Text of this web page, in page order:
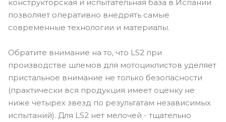
конструкторская и испытательная база в Испании
позволяет оперативно внедрять самые
современные технологии и материалы.
Обратите внимание на то, что LS2 при
производстве шлемов для мотоциклистов уделяет
пристальное внимание не только безопасности
(практически вся продукция имеет оценку не
ниже четырех звезд по результатам независимых
испытаний). Для LS2 нет мелочей - тщательно